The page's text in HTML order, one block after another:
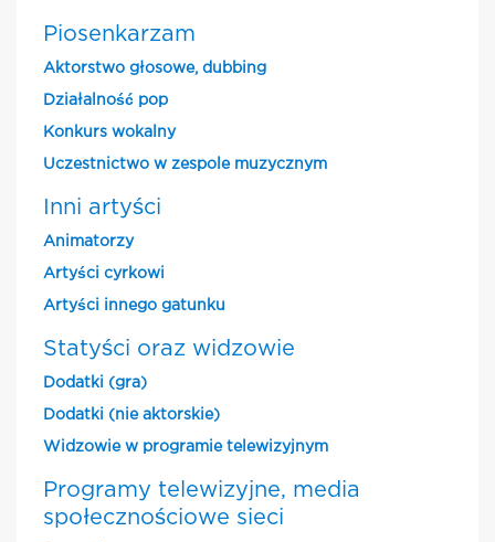
Piosenkarzam
Aktorstwo głosowe, dubbing
Działalność pop
Konkurs wokalny
Uczestnictwo w zespole muzycznym
Inni artyści
Animatorzy
Artyści cyrkowi
Artyści innego gatunku
Statyści oraz widzowie
Dodatki (gra)
Dodatki (nie aktorskie)
Widzowie w programie telewizyjnym
Programy telewizyjne, media
społecznościowe sieci